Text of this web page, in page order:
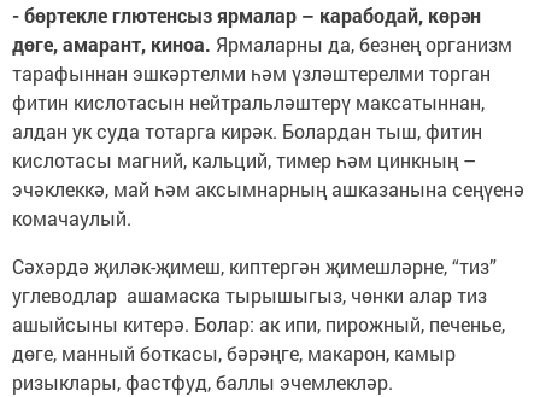
- бөртекле глютенсыз ярмалар – карабодай, көрән
дөге, амарант, киноа. Ярмаларны да, безнең организм
тарафыннан эшкәртелми һәм үзләштерелми торган
фитин кислотасын нейтральләштерү максатыннан,
алдан ук суда тотарга кирәк. Болардан тыш, фитин
кислотасы магний, кальций, тимер һәм цинкның –
эчәклеккә, май һәм аксымнарның ашказанына сеңүенә
комачаулый.
Сәхәрдә җиләк-җимеш, киптергән җимешләрне, “тиз”
углеводлар ашамаска тырышыгыз, чөнки алар тиз
ашыйсыны китерә. Болар: ак ипи, пирожный, печенье,
дөге, манный боткасы, бәрәңге, макарон, камыр
ризыклары, фастфуд, баллы эчемлекләр.